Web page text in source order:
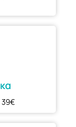
39€